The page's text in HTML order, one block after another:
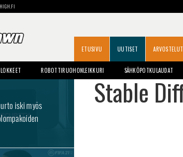
HIGH.FI
ETUSIVU UUTISET ARVOSTELUT
ROBOTTIRUOHONLEIKKURI SÄHKÖPOTKULAUDAT
iski myös
Stable